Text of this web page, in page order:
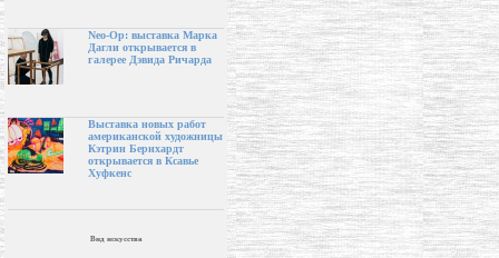
Neo-Op: выставка Марка
Дагли открывается в
галерее Дэвида Ричарда
Выставка новых работ
американской художницы
Кэтрин Бернхардт
открывается в Ксавье
Хуфкенс
Вид искусства